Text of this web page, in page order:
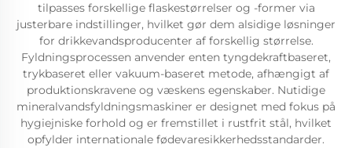
tilpasses forskellige flaskestørrelser og -former via
justerbare indstillinger, hvilket gør dem alsidige løsninger
for drikkevandsproducenter af forskellig størrelse.
Fyldningsprocessen anvender enten tyngdekraftbaseret,
trykbaseret eller vakuum-baseret metode, afhængigt af
produktionskravene og væskens egenskaber. Nutidige
mineralvandsfyldningsmaskiner er designet med fokus på
hygiejniske forhold og er fremstillet i rustfrit stål, hvilket
opfylder internationale fødevaresikkerhedsstandarder.